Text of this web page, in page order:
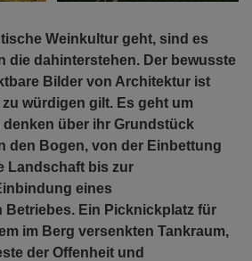
Weinkultur geht, sind es
die dahinterstehen. Der bewusste
Bilder von Architektur ist
würdigen gilt. Es geht um
denken über ihr Grundstück
den Bogen, von der Einbettung
Landschaft bis zur
eines
Betriebes. Ein Picknickplatz für
im Berg versenkten Tankraum,
der Offenheit und